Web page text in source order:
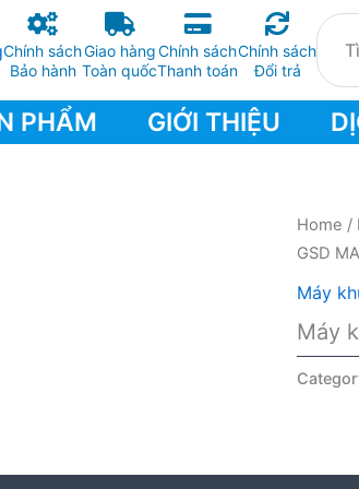
Chính sách
Bảo hành
Giao hàng
Toàn quốc
Chính sách
Thanh toán
Chính sách
Đổi trả
PHẨM GIỚI THIỆU
Home /
GSD
Máy
Máy